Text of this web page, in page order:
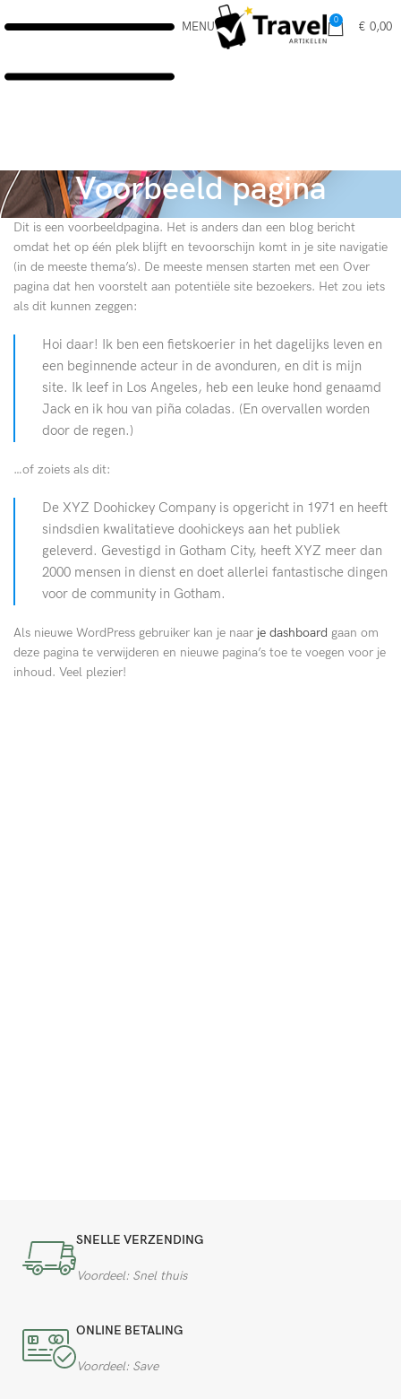
MENU 0 € 0,00
Voorbeeld pagina
Dit is een voorbeeldpagina. Het is anders dan een blog bericht
omdat het op één plek blijft en tevoorschijn komt in je site navigatie
(in de meeste thema’s). De meeste mensen starten met een Over
pagina dat hen voorstelt aan potentiële site bezoekers. Het zou iets
als dit kunnen zeggen:
Hoi daar! Ik ben een fietskoerier in het dagelijks leven en
een beginnende acteur in de avonduren, en dit is mijn
site. Ik leef in Los Angeles, heb een leuke hond genaamd
Jack en ik hou van piña coladas. (En overvallen worden
door de regen.)
…of zoiets als dit:
De XYZ Doohickey Company is opgericht in 1971 en heeft
sindsdien kwalitatieve doohickeys aan het publiek
geleverd. Gevestigd in Gotham City, heeft XYZ meer dan
2000 mensen in dienst en doet allerlei fantastische dingen
voor de community in Gotham.
Als nieuwe WordPress gebruiker kan je naar je dashboard gaan om
deze pagina te verwijderen en nieuwe pagina’s toe te voegen voor je
inhoud. Veel plezier!
SNELLE VERZENDING
Voordeel: Snel thuis
ONLINE BETALING
Voordeel: Save